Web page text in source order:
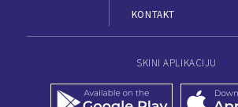
KONTAKT
SKINI APLIKACIJU